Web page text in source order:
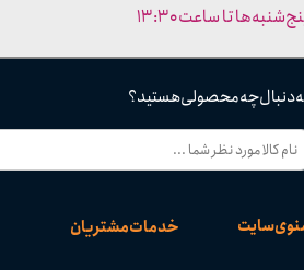
خدمات مشتریان سایت
دنبال چه محصولی هستید؟
تا ساعت ۱۳:۳۰​​​​​​​